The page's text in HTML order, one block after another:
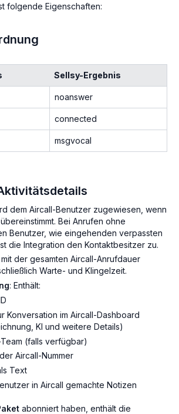
folgende Eigenschaften:
Sellsy-Ergebnis
noanswer
connected
msgvocal
dem Aircall-Benutzer zugewiesen, wenn
Bei Anrufen ohne
Benutzer, wie eingehenden verpassten
die Integration den Kontaktbesitzer zu.
mit der gesamten Aircall-Anrufdauer
Warte- und Klingelzeit.
: Enthält:
Konversation im Aircall-Dashboard
KI und weitere Details)
(falls verfügbar)
Aircall-Nummer
Text
in Aircall gemachte Notizen
abonniert haben, enthält die